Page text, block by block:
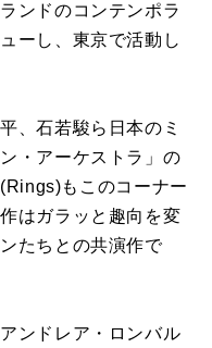
ンドのコンテンポラ
ーし、東京で活動し
、石若駿ら日本のミ
・アーケストラ」の
(Rings)もこのコーナー
はガラッと趣向を変
たちとの共演作で
ンドレア・ロンバル